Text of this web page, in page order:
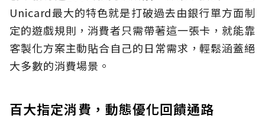
Unicard最大的特色就是打破過去由銀行單方面制
定的遊戲規則，消費者只需帶著這一張卡，就能靠
客製化方案主動貼合自己的日常需求，輕鬆涵蓋絕
大多數的消費場景。
百大指定消費，動態優化回饋通路